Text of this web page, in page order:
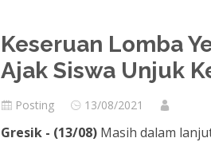
Keseruan Lomba
Ajak Siswa Unjuk
Posting 13/08/2021
Gresik - (13/08) Masih dalam